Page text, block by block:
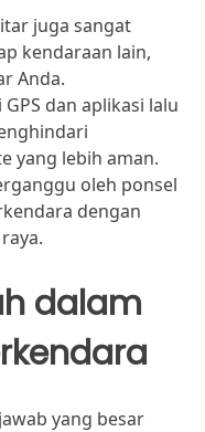
juga sangat
kendaraan lain,
Anda.
dan aplikasi lalu
yang lebih aman.
oleh ponsel
dengan
dalam
yang besar